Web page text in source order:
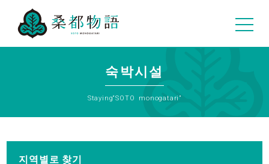
숙박시설
Staying“SOTO monogatari”
04
지역별로 찾기